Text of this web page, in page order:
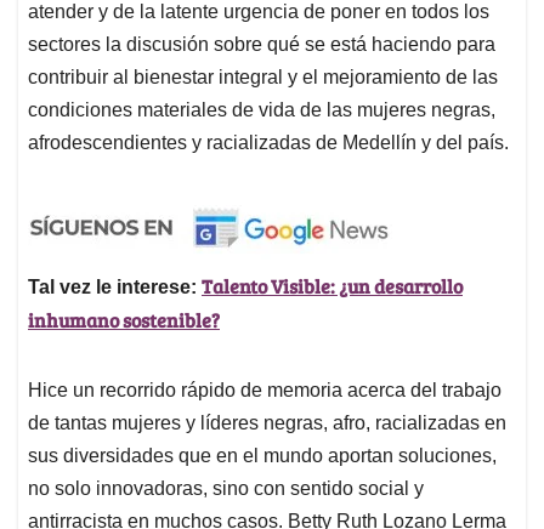
atender y de la latente urgencia de poner en todos los
sectores la discusión sobre qué se está haciendo para
contribuir al bienestar integral y el mejoramiento de las
condiciones materiales de vida de las mujeres negras,
afrodescendientes y racializadas de Medellín y del país.
Tal vez le interese: Talento Visible: ¿un desarrollo
inhumano sostenible?
Hice un recorrido rápido de memoria acerca del trabajo
de tantas mujeres y líderes negras, afro, racializadas en
sus diversidades que en el mundo aportan soluciones,
no solo innovadoras, sino con sentido social y
antirracista en muchos casos. Betty Ruth Lozano Lerma